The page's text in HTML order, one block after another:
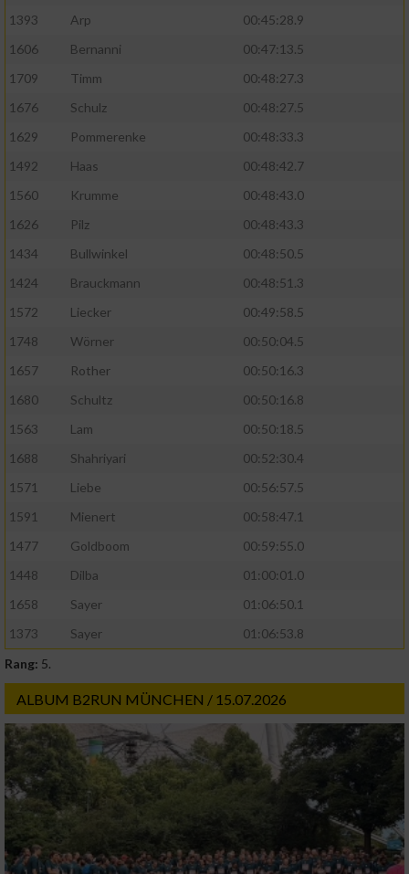
1393
Arp
00:45:28.9
1606
Bernanni
00:47:13.5
1709
Timm
00:48:27.3
1676
Schulz
00:48:27.5
1629
Pommerenke
00:48:33.3
1492
Haas
00:48:42.7
1560
Krumme
00:48:43.0
1626
Pilz
00:48:43.3
1434
Bullwinkel
00:48:50.5
1424
Brauckmann
00:48:51.3
1572
Liecker
00:49:58.5
1748
Wörner
00:50:04.5
1657
Rother
00:50:16.3
1680
Schultz
00:50:16.8
1563
Lam
00:50:18.5
1688
Shahriyari
00:52:30.4
1571
Liebe
00:56:57.5
1591
Mienert
00:58:47.1
1477
Goldboom
00:59:55.0
1448
Dilba
01:00:01.0
1658
Sayer
01:06:50.1
1373
Sayer
01:06:53.8
Rang: 5.
ALBUM B2RUN MÜNCHEN / 15.07.2026